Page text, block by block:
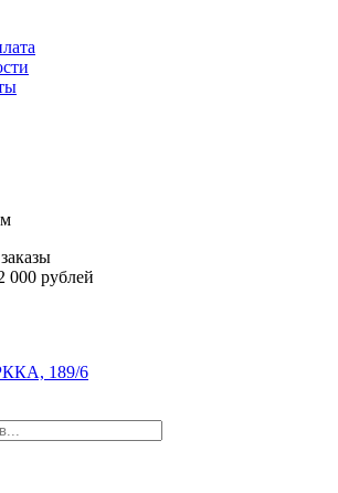
000 рублей
189/6